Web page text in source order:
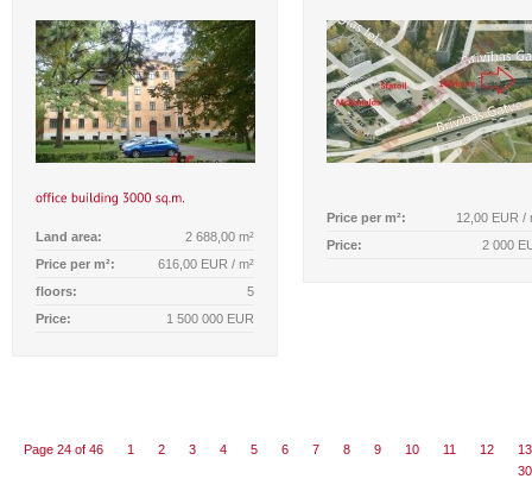
Land area:
2 688,00 m²
Price per m²:
616,00 EUR / m²
floors:
5
Price:
1 500 000 EUR
Price per m²:
12,00 EUR /
Price:
2 000
Page 24 of 46 1 2 3 4 5 6 7 8 9 10 11 12
13
30